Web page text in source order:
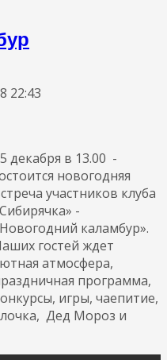
22:43
декабря в 13.00 -
новогодняя
участников клуба
-
каламбур».
гостей ждет
атмосфера,
программа,
игры, чаепитие,
Дед Мороз и